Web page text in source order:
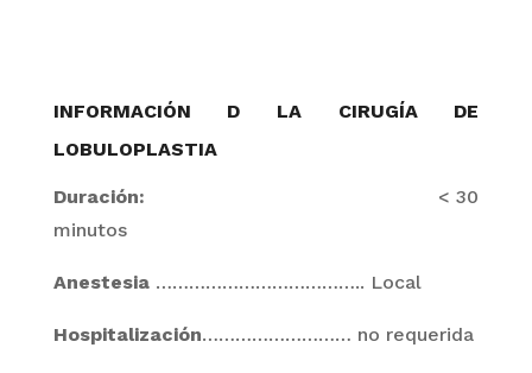
INFORMACIÓN D LA CIRUGÍA DE
LOBULOPLASTIA
Duración:
< 30
minutos
Anestesia……………………………….. Local
Hospitalización……………………… no requerida